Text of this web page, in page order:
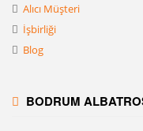
Alıcı Müşteri
İşbirliği
Blog
BODRUM